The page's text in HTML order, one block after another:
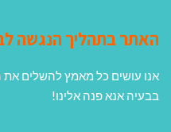
האתר בתהליך הנגשה
אנו עושים כל מאמץ להשלים
בבעיה אנא פנה אלינו!